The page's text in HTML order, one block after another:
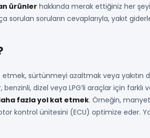
ürünler hakkında merak ettiğiniz her
sorulan soruların cevaplarıyla, yakıt
sürtünmeyi azaltmak veya yakıtın
dizel veya LPG’li araçlar için
fazla yol kat etmek. Örneğin,
kontrol ünitesini (ECU) optimize eder.